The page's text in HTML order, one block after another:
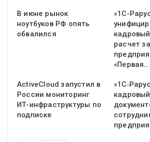
В июне рынок
ноутбуков РФ опять
обвалился
«1С-
расчет
«Первая…
ActiveCloud запустил в
России мониторинг
ИТ-инфраструктуры по
подписке
кадровый